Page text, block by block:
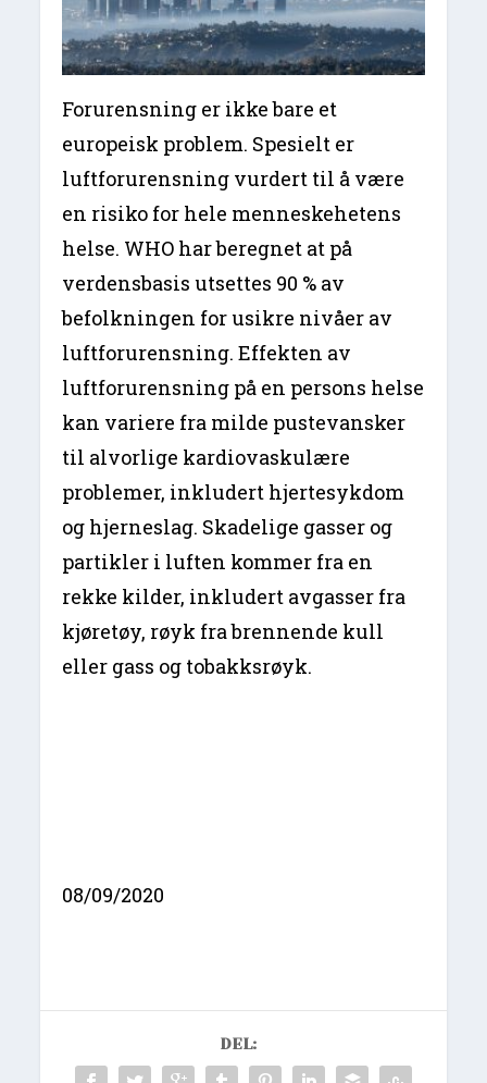
Forurensning er ikke bare et
europeisk problem. Spesielt er
luftforurensning vurdert til å være
en risiko for hele menneskehetens
helse. WHO har beregnet at på
verdensbasis utsettes 90 % av
befolkningen for usikre nivåer av
luftforurensning. Effekten av
luftforurensning på en persons helse
kan variere fra milde pustevansker
til alvorlige kardiovaskulære
problemer, inkludert hjertesykdom
og hjerneslag. Skadelige gasser og
partikler i luften kommer fra en
rekke kilder, inkludert avgasser fra
kjøretøy, røyk fra brennende kull
eller gass og tobakksrøyk.
08/09/2020
DEL: